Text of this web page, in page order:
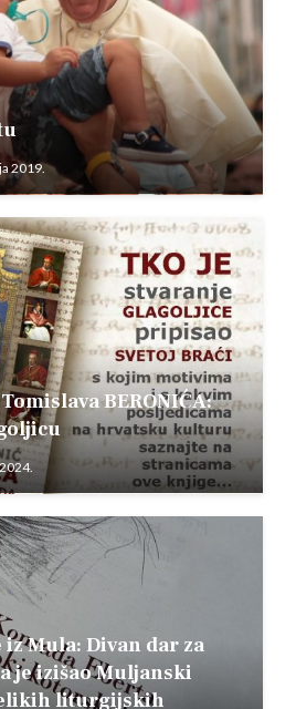
2019.
BERONIĆA:
iz Mula: Divan dar za
je izišao Muljanski
liturgijskih